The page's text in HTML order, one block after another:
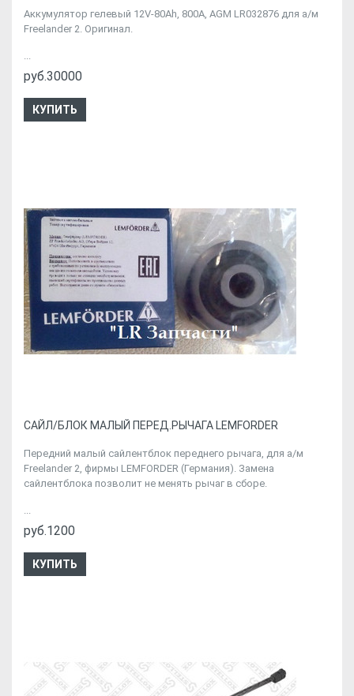
Аккумулятор гелевый 12V-80Ah, 800A, AGM LR032876 для а/м
Freelander 2. Оригинал.
...
руб.30000
КУПИТЬ
CАЙЛ/БЛОК МАЛЫЙ ПЕРЕД.РЫЧАГА LEMFORDER
Передний малый сайлентблок переднего рычага, для а/м
Freelander 2, фирмы LEMFORDER (Германия). Замена
сайлентблока позволит не менять рычаг в сборе.
...
руб.1200
КУПИТЬ